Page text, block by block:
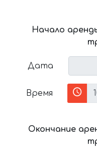
Начало
Дата
Время
Окончание